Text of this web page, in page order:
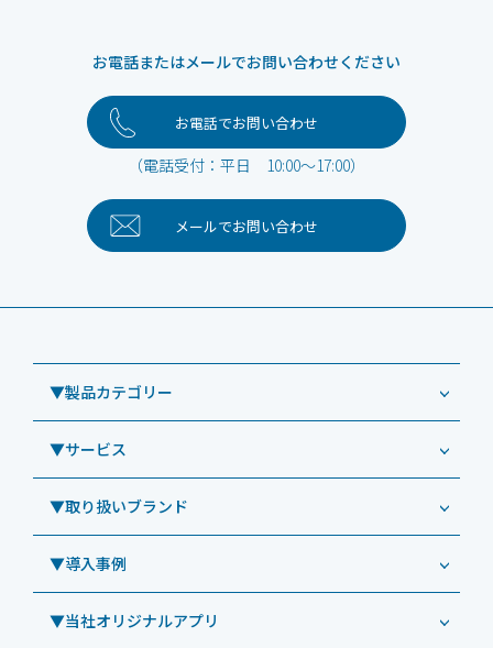
お電話またはメールでお問い合わせください
お電話でお問い合わせ
（電話受付：平日 10:00～17:00）
メールでお問い合わせ
▼製品カテゴリー
業務用タブレット
Windowsタブレット TW2A-NF9LTA
Windowsタブレット TW2A-N9LTA
Windowsタブレット TW2A-N9LT
Windowsタブレット TW2A-E9LT
▼サービス
コールセンター
CRMシステム「カイゼンコール」
リペアサービス
教育機関向けiPad修理パック
▼取り扱いブランド
ODS（オーディーエス）
LG（エルジー）
▼導入事例
導入事例（業務用タブレット、デジタルサイネージほか）
▼当社オリジナルアプリ